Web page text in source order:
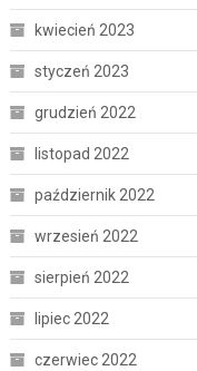
kwiecień 2023
styczeń 2023
grudzień 2022
listopad 2022
październik 2022
wrzesień 2022
sierpień 2022
lipiec 2022
czerwiec 2022